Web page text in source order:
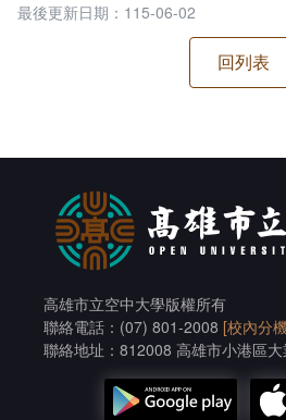
最後更新日期：115-06-02
高雄市立空中大學版權所有
聯絡電話：(07) 801-2008 [校內分
聯絡地址：812008 高雄市小港區